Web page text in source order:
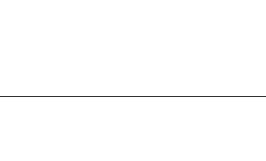
NOTIFICATIONS ABOUT NEW PAGES ON "NOTICIAS".